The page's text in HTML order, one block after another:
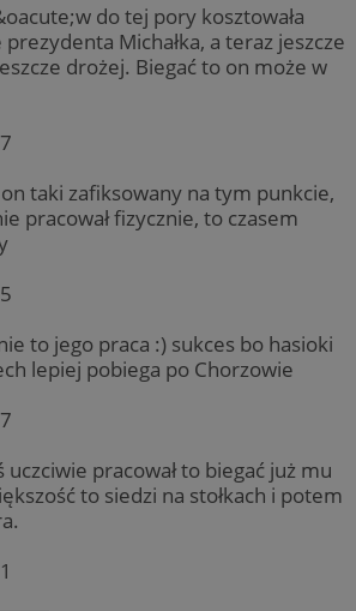
do tej pory kosztowała
Michałka, a teraz jeszcze
drożej. Biegać to on może w
taki zafiksowany na tym punkcie,
pracował fizycznie, to czasem
to jego praca :) sukces bo hasioki
lepiej pobiega po Chorzowie
uczciwie pracował to biegać już mu
to siedzi na stołkach i potem